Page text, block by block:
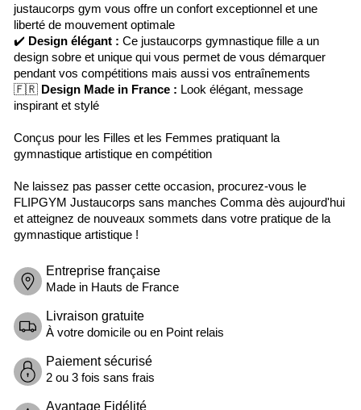
justaucorps gym vous offre un confort exceptionnel et une
liberté de mouvement optimale
✔️ Design élégant : Ce justaucorps gymnastique fille a un
design sobre et unique qui vous permet de vous démarquer
pendant vos compétitions mais aussi vos entraînements
🇫🇷 Design Made in France : Look élégant, message
inspirant et stylé
Conçus pour les Filles et les Femmes pratiquant la
gymnastique artistique en compétition
Ne laissez pas passer cette occasion, procurez-vous le
FLIPGYM Justaucorps sans manches Comma dès aujourd'hui
et atteignez de nouveaux sommets dans votre pratique de la
gymnastique artistique !
Entreprise française
Made in Hauts de France
Livraison gratuite
À votre domicile ou en Point relais
Paiement sécurisé
2 ou 3 fois sans frais
Avantage Fidélité